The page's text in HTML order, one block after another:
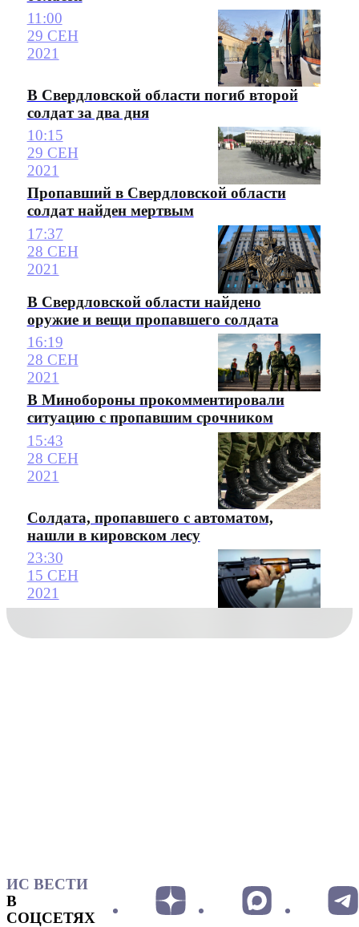
11:00
29 СЕН
2021
В Свердловской области погиб второй
солдат за два дня
10:15
29 СЕН
2021
Пропавший в Свердловской области
солдат найден мертвым
17:37
28 СЕН
2021
В Свердловской области найдено
оружие и вещи пропавшего солдата
16:19
28 СЕН
2021
В Минобороны прокомментировали
ситуацию с пропавшим срочником
15:43
28 СЕН
2021
Солдата, пропавшего с автоматом,
нашли в кировском лесу
23:30
15 СЕН
2021
ИС ВЕСТИ
В
СОЦСЕТЯХ